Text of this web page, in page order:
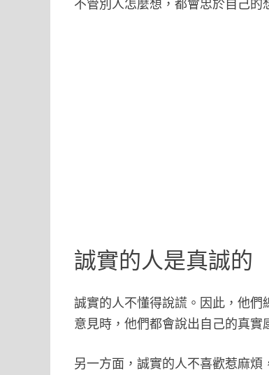
不管別人怎麼想，都會忠於自己的
誠實的人是真誠的
誠實的人不懂得說謊。因此，他
意見時，他們都會說出自己的真實
另一方面，誠實的人不喜歡惹麻煩